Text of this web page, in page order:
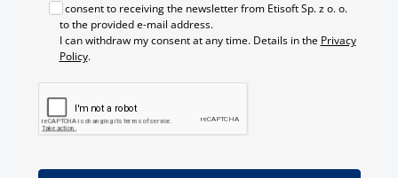
I consent to receiving the newsletter from Etisoft Sp. z o. o.
to the provided e-mail address.
I can withdraw my consent at any time. Details in the Privacy
Policy.